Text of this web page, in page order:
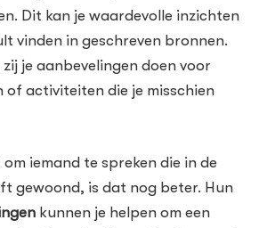
Dit kan je waardevolle inzichten
vinden in geschreven bronnen.
je aanbevelingen doen voor
of activiteiten die je misschien
om iemand te spreken die in de
gewoond, is dat nog beter. Hun
kunnen je helpen om een